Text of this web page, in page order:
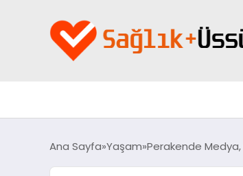
Ana Sayfa Yaşam Perakende